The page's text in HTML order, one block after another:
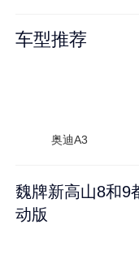
车型推荐
奥迪A3
魏牌新高山8和9
动版